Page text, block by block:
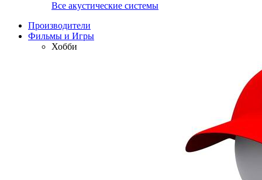
Все акустические системы
Производители
Фильмы и Игры
Хобби